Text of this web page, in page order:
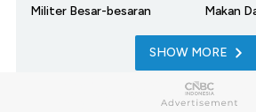
Militer Besar-besaran
Makan
SHOW MORE